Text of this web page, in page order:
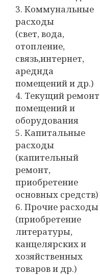
3. Коммунальные
расходы
(свет, вода,
отопление,
связь,интернет,
ареднда
помещений и др.)
4. Текущий ремонт
помещений и
оборудования
5. Капитальные
расходы
(капительный
ремонт,
приобретение
основных средств)
6. Прочие расходы
(приобретение
литературы,
канцелярских и
хозяйственных
товаров и др.)